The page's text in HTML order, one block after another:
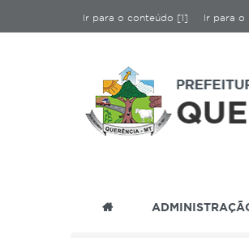
Ir para o conteúdo [1] Ir para o